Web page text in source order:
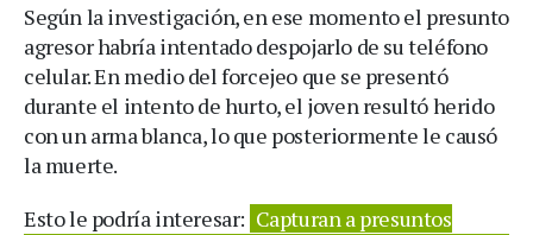
Según la investigación, en ese momento el presunto
agresor habría intentado despojarlo de su teléfono
celular. En medio del forcejeo que se presentó
durante el intento de hurto, el joven resultó herido
con un arma blanca, lo que posteriormente le causó
la muerte.
Esto le podría interesar: Capturan a presuntos